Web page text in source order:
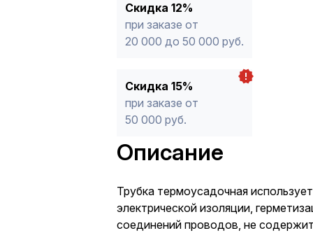
Скидка 12%
при заказе от
20 000 до 50 000 руб.
Скидка 15%
при заказе от
50 000 руб.
Описание
Трубка термоусадочная
электрической изоляции,
соединений проводов, не